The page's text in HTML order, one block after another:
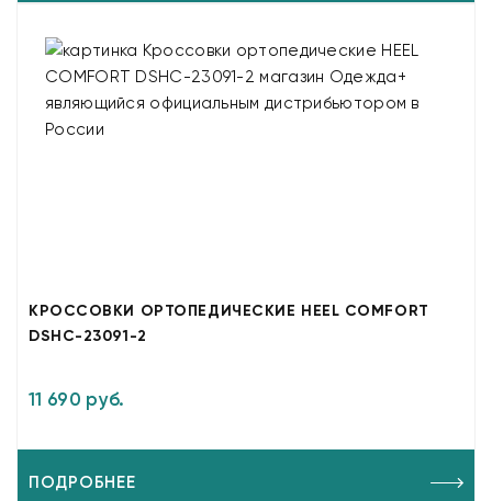
КРОССОВКИ ОРТОПЕДИЧЕСКИЕ HEEL COMFORT
DSHC-23091-2
11 690 руб.
ПОДРОБНЕЕ